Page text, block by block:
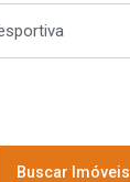
Buscar Imóveis